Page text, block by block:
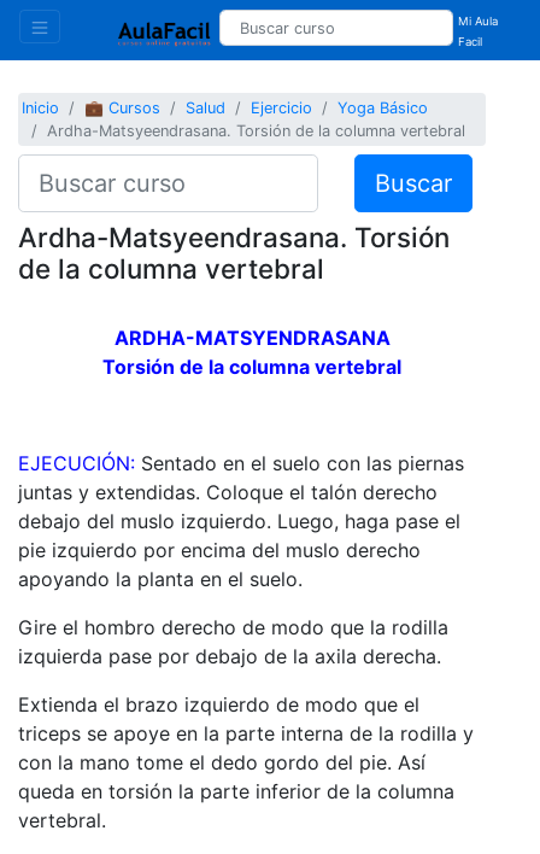
Mi Aula
Facil
Inicio 💼 Cursos Salud Ejercicio
Yoga Básico
Ardha-Matsyeendrasana. Torsión de la columna vertebral
Buscar
Ardha-Matsyeendrasana. Torsión
de la columna vertebral
ARDHA-MATSYENDRASANA
Torsión de la columna vertebral
EJECUCIÓN: Sentado en el suelo con las piernas
juntas y extendidas. Coloque el talón derecho
debajo del muslo izquierdo. Luego, haga pase el
pie izquierdo por encima del muslo derecho
apoyando la planta en el suelo.
Gire el hombro derecho de modo que la rodilla
izquierda pase por debajo de la axila derecha.
Extienda el brazo izquierdo de modo que el
triceps se apoye en la parte interna de la rodilla y
con la mano tome el dedo gordo del pie. Así
queda en torsión la parte inferior de la columna
vertebral.